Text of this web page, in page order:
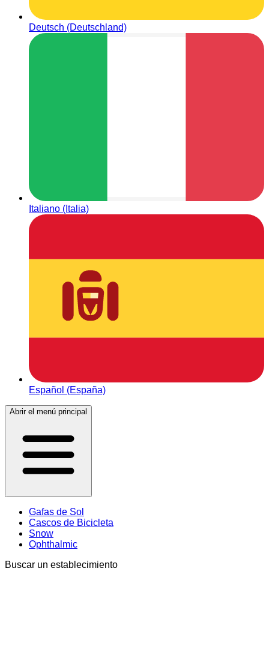
Deutsch (Deutschland)
Italiano (Italia)
Español (España)
Abrir el menú principal
Gafas de Sol
Cascos de Bicicleta
Snow
Ophthalmic
Buscar un establecimiento